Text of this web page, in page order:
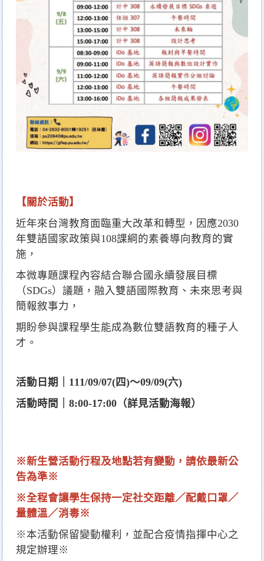
【關於活動】
近年來台灣教育面臨重大改革和轉型，因應2030
年雙語國家政策與108課綱的素養導向教育的實
施，
本微專題課程內容結合聯合國永續發展目標
（SDGs）議題，融入雙語國際教育、未來思考與
簡報敘事力，
期盼參與課程學生能成為數位雙語教育的種子人
才。
活動日期｜111/09/07(四)～09/09(六)
活動時間｜8:00-17:00（詳見活動海報）
※新生營活動行程及地點若有變動，請依最新公
告為準※
※全程會讓學生保持一定社交距離／配戴口罩／
量體溫／消毒※
※本活動保留變動權利，並配合疫情指揮中心之
規定辦理※